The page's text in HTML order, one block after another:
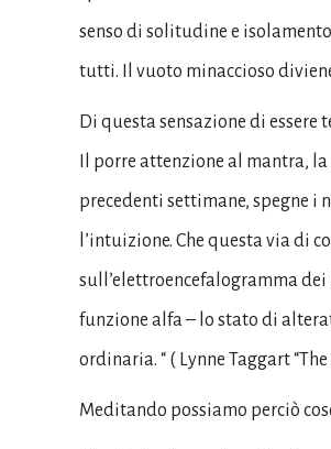
senso di solitudine e
tutti. Il vuoto minaccioso
Di questa sensazione di
Il porre attenzione al mantra,
precedenti settimane, spegne i
l’intuizione. Che questa via di
sull’elettroencefalogramma
funzione alfa – lo stato di
ordinaria. “ ( Lynne Taggart
Meditando possiamo perciò